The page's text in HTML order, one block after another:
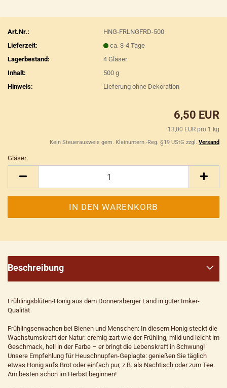
Art.Nr.:
HNG-FRLNGFRD-500
Lieferzeit:
ca. 3-4 Tage
Lagerbestand:
4Gläser
Inhalt:
500 g
Hinweis:
Lieferung ohne Dekoration
6,50 EUR
13,00 EUR pro 1 kg
Kein Steuerausweis gem. Kleinuntern.-Reg. §19 UStG zzgl. Versand
Gläser:
Beschreibung
Frühlingsblüten-Honig aus dem Donnersberger Land in guter Imker-
Qualität
Frühlingserwachen bei Bienen und Menschen: In diesem Honig steckt die
Wachstumskraft der Natur: cremig-zart wie der Frühling, mild und leicht im
Geschmack, hell in der Farbe – er bringt die Lebenskraft in Schwung!
Unsere Empfehlung für Heuschnupfen-Geplagte: genießen Sie täglich
etwas Honig aufs Brot oder einfach pur, z.B. als Nachtisch oder zum Tee.
Am besten schon im Herbst beginnen!